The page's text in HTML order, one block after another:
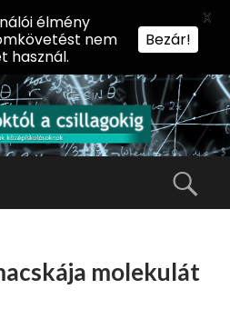
AZ
KT
Előadássorozat
Természettudományi
molekulát
élmény
nem
használ.
Bezár!
X